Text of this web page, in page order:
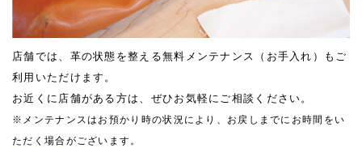
店舗では、革の状態を整える無料メンテナンス（お手入れ）もご
利用いただけます。
お近くに店舗がある方は、ぜひお気軽にご相談ください。
※メンテナンスはお預かり時の状況により、お戻しまでにお時間をい
ただく場合がございます。